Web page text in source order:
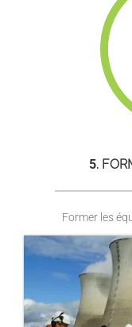
5.
Former les